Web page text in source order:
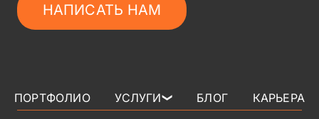
НАПИСАТЬ НАМ
ПОРТФОЛИО УСЛУГИ ❯ БЛОГ
КАРЬЕРА